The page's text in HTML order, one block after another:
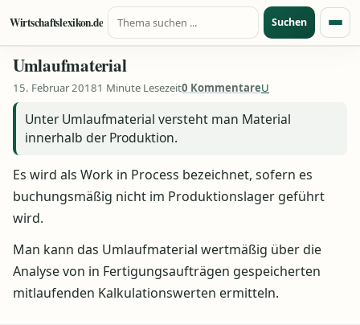
Zum Inhalt springen
Wirtschaftslexikon.de
Suche nach:
Suchen
Umlaufmaterial
15. Februar 20181 Minute Lesezeit0 KommentareU
Unter Umlaufmaterial versteht man Material
innerhalb der Produktion.
Es wird als Work in Process bezeichnet, sofern es
buchungsmäßig nicht im Produktionslager geführt
wird.
Man kann das Umlaufmaterial wertmäßig über die
Analyse von in Fertigungsaufträgen gespeicherten
mitlaufenden Kalkulationswerten ermitteln.